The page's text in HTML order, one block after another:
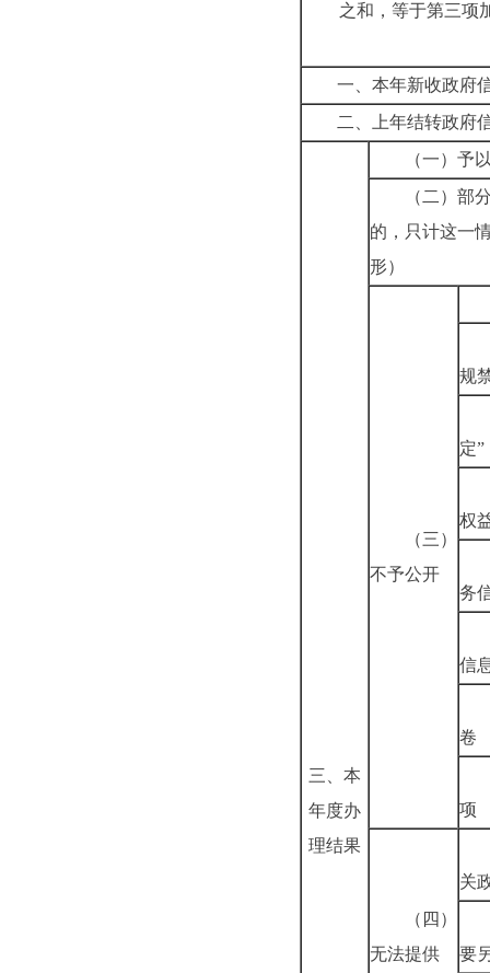
之和，等于第三项
一、本年新收政府
二、上年结转政府
三、本
年度办
理结果
（一）予
（二）部
的，只计这一
形）
（三）
不予公开
规
定”
权
务
信
卷
项
（四）
无法提供
关
要